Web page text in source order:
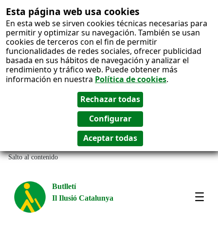
Esta página web usa cookies
En esta web se sirven cookies técnicas necesarias para
permitir y optimizar su navegación. También se usan
cookies de terceros con el fin de permitir
funcionalidades de redes sociales, ofrecer publicidad
basada en sus hábitos de navegación y analizar el
rendimiento y tráfico web. Puede obtener más
información en nuestra Política de cookies.
Salto al contenido
Butlletí
Il Ilusió Catalunya